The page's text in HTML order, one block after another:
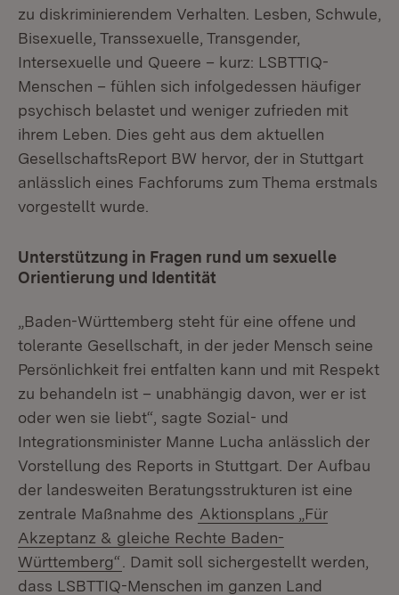
zu diskriminierendem Verhalten. Lesben, Schwule,
Bisexuelle, Transsexuelle, Transgender,
Intersexuelle und Queere – kurz: LSBTTIQ-
Menschen – fühlen sich infolgedessen häufiger
psychisch belastet und weniger zufrieden mit
ihrem Leben. Dies geht aus dem aktuellen
GesellschaftsReport BW hervor, der in Stuttgart
anlässlich eines Fachforums zum Thema erstmals
vorgestellt wurde.
Unterstützung in Fragen rund um sexuelle
Orientierung und Identität
„Baden-Württemberg steht für eine offene und
tolerante Gesellschaft, in der jeder Mensch seine
Persönlichkeit frei entfalten kann und mit Respekt
zu behandeln ist – unabhängig davon, wer er ist
oder wen sie liebt“, sagte Sozial- und
Integrationsminister Manne Lucha anlässlich der
Vorstellung des Reports in Stuttgart. Der Aufbau
der landesweiten Beratungsstrukturen ist eine
zentrale Maßnahme des Aktionsplans „Für
Akzeptanz & gleiche Rechte Baden-
Württemberg“ . Damit soll sichergestellt werden,
dass LSBTTIQ-Menschen im ganzen Land